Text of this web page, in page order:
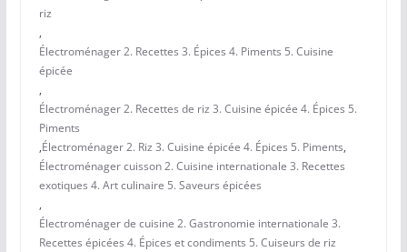
riz
,
Électroménager 2. Recettes 3. Épices 4. Piments 5. Cuisine
épicée
,
Électroménager 2. Recettes de riz 3. Cuisine épicée 4. Épices 5.
Piments
,Électroménager 2. Riz 3. Cuisine épicée 4. Épices 5. Piments,
Électroménager cuisson 2. Cuisine internationale 3. Recettes
exotiques 4. Art culinaire 5. Saveurs épicées
,
Électroménager de cuisine 2. Gastronomie internationale 3.
Recettes épicées 4. Épices et condiments 5. Cuiseurs de riz